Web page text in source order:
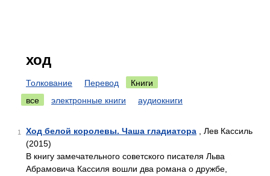
ход
Толкование Перевод
Книги
все
электронные книги аудиокниги
1 Ход белой королевы. Чаша гладиатора , Лев Кассиль
(2015)
В книгу замечательного советского писателя Льва
Абрамовича Кассиля вошли два романа о дружбе,